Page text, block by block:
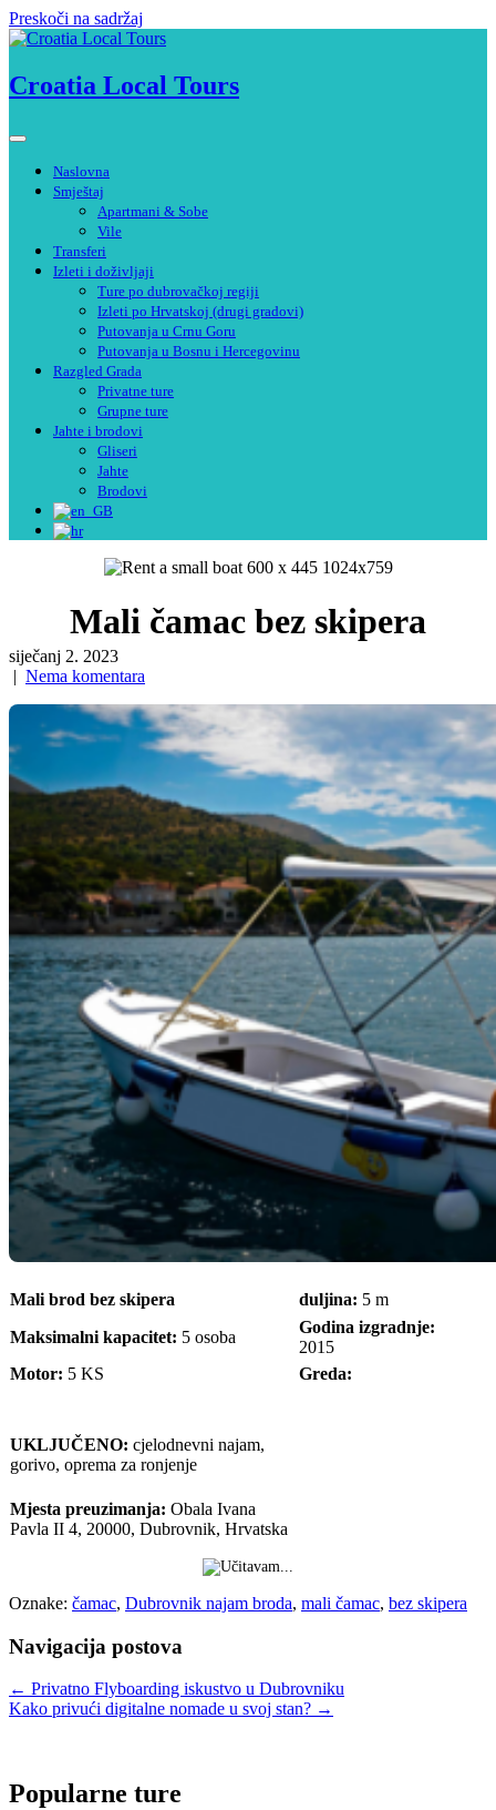
Preskoči na sadržaj
Croatia Local Tours
Naslovna
Smještaj
Apartmani & Sobe
Vile
Transferi
Izleti i doživljaji
Ture po dubrovačkoj regiji
Izleti po Hrvatskoj (drugi gradovi)
Putovanja u Crnu Goru
Putovanja u Bosnu i Hercegovinu
Razgled Grada
Privatne ture
Grupne ture
Jahte i brodovi
Gliseri
Jahte
Brodovi
Mali čamac bez skipera
siječanj 2. 2023
| Nema komentara
Mali brod bez skipera duljina: 5 m
Maksimalni kapacitet: 5 osoba
Godina izgradnje:
2015
Motor: 5 KS Greda:
UKLJUČENO: cjelodnevni najam,
gorivo, oprema za ronjenje
Mjesta preuzimanja: Obala Ivana
Pavla II 4, 20000, Dubrovnik, Hrvatska
Oznake: čamac, Dubrovnik najam broda, mali čamac, bez skipera
Navigacija postova
← Privatno Flyboarding iskustvo u Dubrovniku
Kako privući digitalne nomade u svoj stan? →
Popularne ture